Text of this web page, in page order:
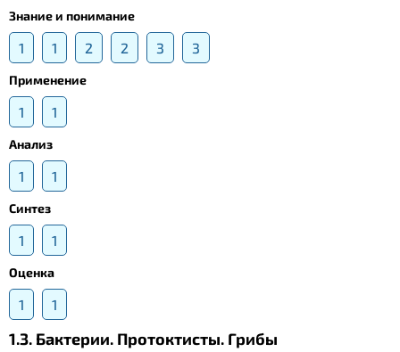
Знание и понимание
1 1 2 2 3 3
Применение
1 1
Анализ
1 1
Синтез
1 1
Оценка
1 1
1.3. Бактерии. Протоктисты. Грибы